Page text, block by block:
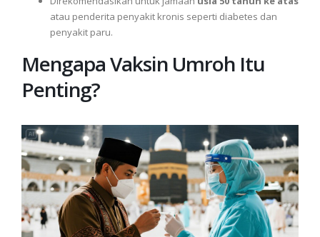
atau penderita penyakit kronis seperti diabetes dan
penyakit paru.
Mengapa Vaksin Umroh Itu
Penting?